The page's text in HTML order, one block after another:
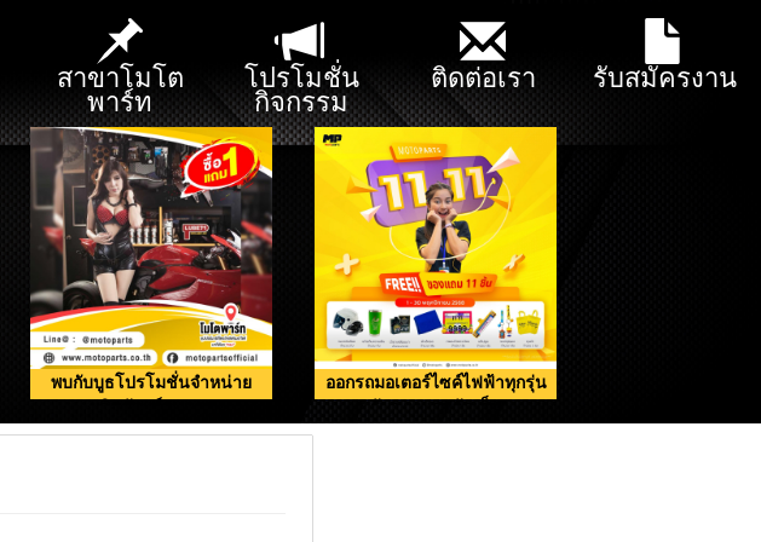
สาขาโมโต
พาร์ท
โปรโมชั่น
กิจกรรม
ติดต่อเรา รับสมัครงาน
พบกับบูธโปรโมชั่นจำหน่าย
ผลิตภัณฑ์ดูแลรถ
ออกรถมอเตอร์ไซค์ไฟฟ้าทุกรุ่น
รับของแถมจัดเต็ม